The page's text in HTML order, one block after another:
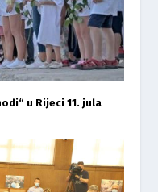
u Rijeci 11. jula